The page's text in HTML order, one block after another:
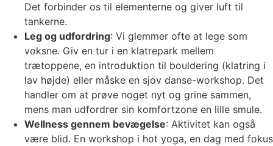
Det forbinder os til elementerne og giver luft til
tankerne.
Leg og udfordring: Vi glemmer ofte at lege som
voksne. Giv en tur i en klatrepark mellem
trætoppene, en introduktion til bouldering (klatring i
lav højde) eller måske en sjov danse-workshop. Det
handler om at prøve noget nyt og grine sammen,
mens man udfordrer sin komfortzone en lille smule.
Wellness gennem bevægelse: Aktivitet kan også
være blid. En workshop i hot yoga, en dag med fokus